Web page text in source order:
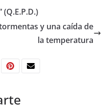
(Q.E.P.D.)
y una caída de
la temperatura